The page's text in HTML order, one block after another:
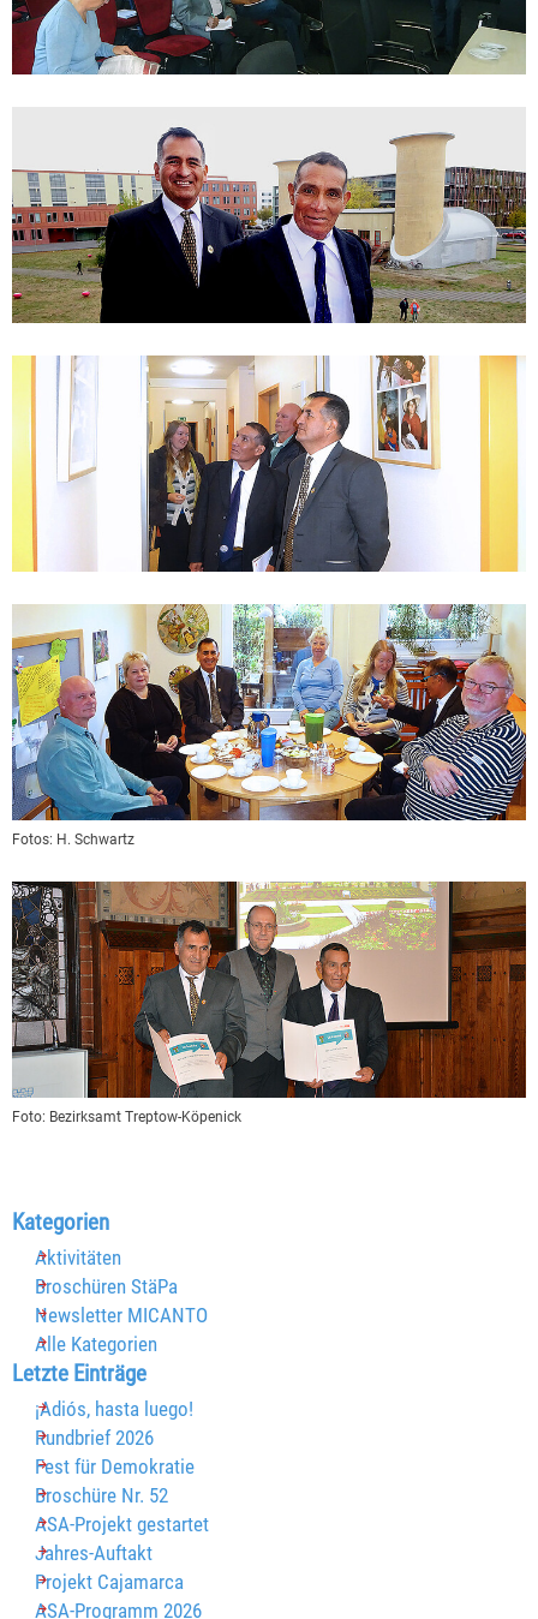
Fotos: H. Schwartz
Foto: Bezirksamt Treptow-Köpenick
Block überspringen Kategorien
Kategorien
Aktivitäten
Broschüren StäPa
Newsletter MICANTO
Alle Kategorien
Block überspringen Letzte Einträge
Letzte Einträge
¡Adiós, hasta luego!
Rundbrief 2026
Fest für Demokratie
Broschüre Nr. 52
ASA-Projekt gestartet
Jahres-Auftakt
Projekt Cajamarca
ASA-Programm 2026